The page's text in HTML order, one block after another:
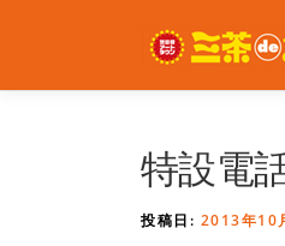
ン
特設電
投稿日: 2013年10